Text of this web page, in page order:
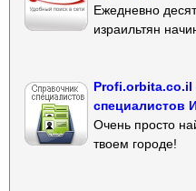
Ежедневно
израильтян
специалистов
Очень просто
твоем городе!